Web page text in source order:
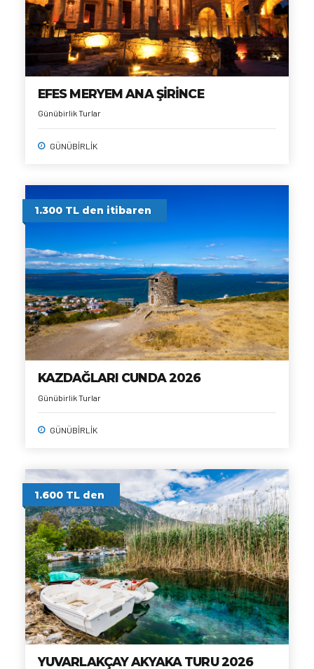
EFES MERYEM ANA ŞİRİNCE
Günübirlik Turlar
GÜNÜBİRLİK
1.300 TL den itibaren
KAZDAĞLARI CUNDA 2026
Günübirlik Turlar
GÜNÜBİRLİK
1.600 TL den
YUVARLAKÇAY AKYAKA TURU 2026